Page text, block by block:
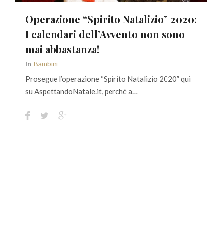
Operazione “Spirito Natalizio” 2020:
I calendari dell’Avvento non sono
mai abbastanza!
In Bambini
Prosegue l’operazione “Spirito Natalizio 2020” qui
su AspettandoNatale.it, perché a…